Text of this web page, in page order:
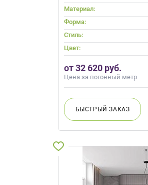
Материал:
Форма:
Стиль:
Цвет:
от 32 620 руб.
Цена за погонный метр
БЫСТРЫЙЗАКАЗ